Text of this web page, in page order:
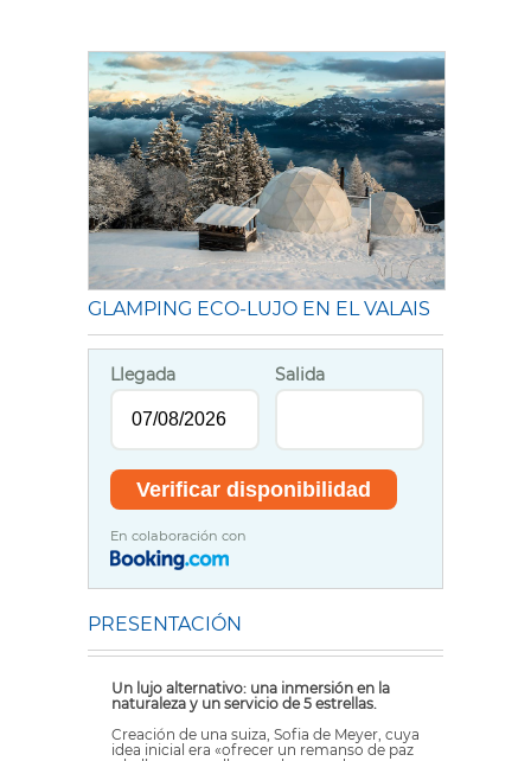
GLAMPING ECO-LUJO EN EL VALAIS
Llegada Salida
En colaboración con
PRESENTACIÓN
Un lujo alternativo: una inmersión en la
naturaleza y un servicio de 5 estrellas.
Creación de una suiza, Sofia de Meyer, cuya
idea inicial era «ofrecer un remanso de paz